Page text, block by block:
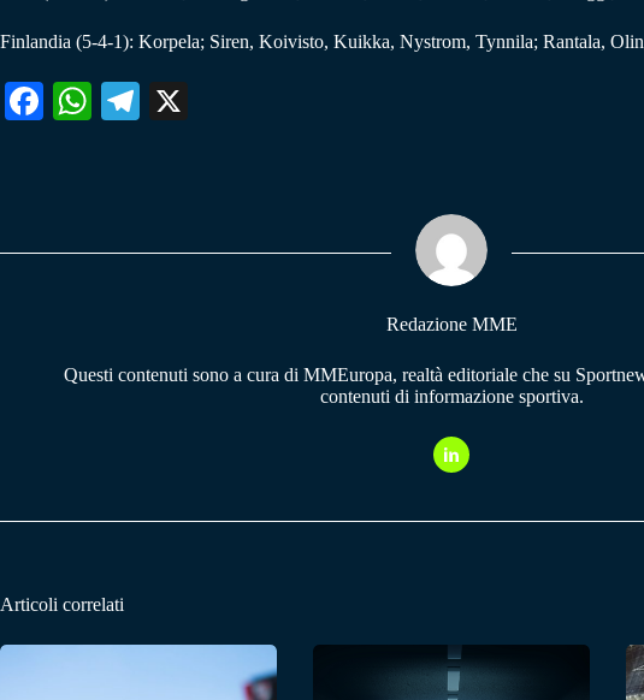
Finlandia (5-4-1): Korpela; Siren, Koivisto, Kuikka, Nystrom, Tynnila; Rantala,
Fa W
pp
Te
m
Redazione MME
Questi contenuti sono a cura di MMEuropa, realtà editoriale che su
contenuti di informazione sportiva.
Articoli correlati